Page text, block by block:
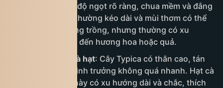
dễ tiếp cận, với độ ngọt rõ ràng, chua mềm và đắng
rất nhẹ. Hậu vị thường kéo dài và mùi thơm có thể
thay đổi tùy vùng trồng, nhưng thường có xu
hướng gợi nhắc đến hương hoa hoặc quả.
Đặc điểm cây và hạt: Cây Typica có thân cao, tán
gọn và tốc độ sinh trưởng không quá nhanh. Hạt cà
phê của giống này có xu hướng dài và chắc, thích